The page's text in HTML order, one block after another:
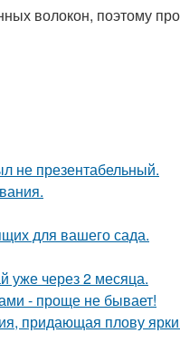
волокон, поэтому
не презентабельный.
для вашего сада.
уже через 2 месяца.
- проще не бывает!
придающая плову